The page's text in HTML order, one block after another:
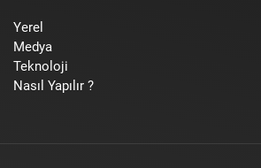
Yerel
Medya
Teknoloji
Nasıl Yapılır ?